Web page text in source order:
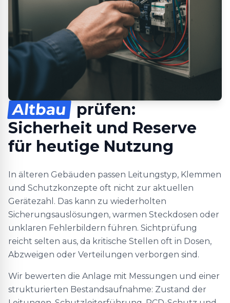
Altbau
prüfen:
Sicherheit und Reserve
für heutige Nutzung
In älteren Gebäuden passen Leitungstyp, Klemmen
und Schutzkonzepte oft nicht zur aktuellen
Gerätezahl. Das kann zu wiederholten
Sicherungsauslösungen, warmen Steckdosen oder
unklaren Fehlerbildern führen. Sichtprüfung
reicht selten aus, da kritische Stellen oft in Dosen,
Abzweigen oder Verteilungen verborgen sind.
Wir bewerten die Anlage mit Messungen und einer
strukturierten Bestandsaufnahme: Zustand der